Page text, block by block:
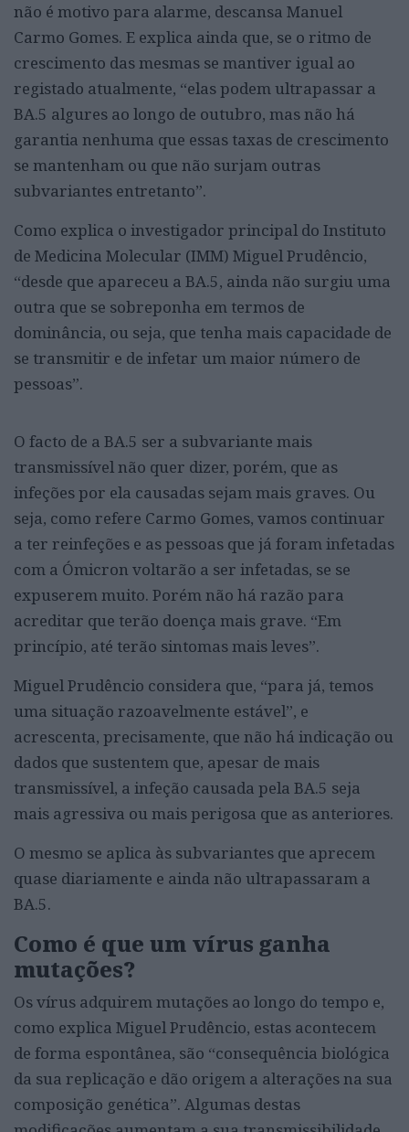
não é motivo para alarme, descansa Manuel
Carmo Gomes. E explica ainda que, se o ritmo de
crescimento das mesmas se mantiver igual ao
registado atualmente, “elas podem ultrapassar a
BA.5 algures ao longo de outubro, mas não há
garantia nenhuma que essas taxas de crescimento
se mantenham ou que não surjam outras
subvariantes entretanto”.
Como explica o investigador principal do Instituto
de Medicina Molecular (IMM) Miguel Prudêncio,
“desde que apareceu a BA.5, ainda não surgiu uma
outra que se sobreponha em termos de
dominância, ou seja, que tenha mais capacidade de
se transmitir e de infetar um maior número de
pessoas”.
O facto de a BA.5 ser a subvariante mais
transmissível não quer dizer, porém, que as
infeções por ela causadas sejam mais graves. Ou
seja, como refere Carmo Gomes, vamos continuar
a ter reinfeções e as pessoas que já foram infetadas
com a Ómicron voltarão a ser infetadas, se se
expuserem muito. Porém não há razão para
acreditar que terão doença mais grave. “Em
princípio, até terão sintomas mais leves”.
Miguel Prudêncio considera que, “para já, temos
uma situação razoavelmente estável”, e
acrescenta, precisamente, que não há indicação ou
dados que sustentem que, apesar de mais
transmissível, a infeção causada pela BA.5 seja
mais agressiva ou mais perigosa que as anteriores.
O mesmo se aplica às subvariantes que aprecem
quase diariamente e ainda não ultrapassaram a
BA.5.
Como é que um vírus ganha
mutações?
Os vírus adquirem mutações ao longo do tempo e,
como explica Miguel Prudêncio, estas acontecem
de forma espontânea, são “consequência biológica
da sua replicação e dão origem a alterações na sua
composição genética”. Algumas destas